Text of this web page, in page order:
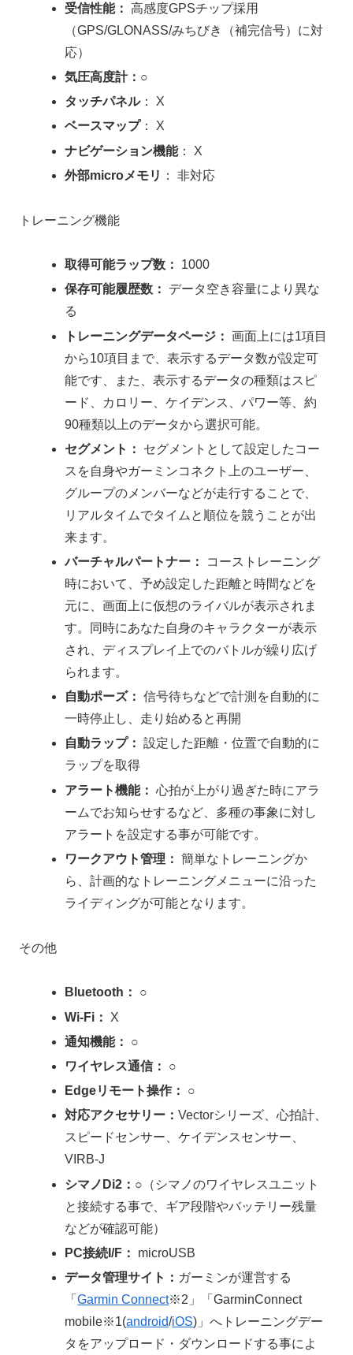
受信性能： 高感度GPSチップ採用
（GPS/GLONASS/みちびき（補完信号）に対
応）
気圧高度計： ○
タッチパネル： X
ベースマップ： X
ナビゲーション機能： X
外部microメモリ ： 非対応
トレーニング機能
取得可能ラップ数：
1000
保存可能履歴数：
データ空き容量により異な
る
トレーニングデータページ： 画面上には1項目
から10項目まで、表示するデータ数が設定可
能です、また、表示するデータの種類はスピ
ード、カロリー、ケイデンス、パワー等、約
90種類以上のデータから選択可能。
セグメント：
セグメントとして設定したコー
スを自身やガーミンコネクト上のユーザー、
グループのメンバーなどが走行することで、
リアルタイムでタイムと順位を競うことが出
来ます。
バーチャルパートナー：
コーストレーニング
時において、予め設定した距離と時間などを
元に、画面上に仮想のライバルが表示されま
す。同時にあなた自身のキャラクターが表示
され、ディスプレイ上でのバトルが繰り広げ
られます。
自動ポーズ： 信号待ちなどで計測を自動的に
一時停止し、走り始めると再開
自動ラップ： 設定した距離・位置で自動的に
ラップを取得
アラート機能： 心拍が上がり過ぎた時にアラ
ームでお知らせするなど、多種の事象に対し
アラートを設定する事が可能です。
ワークアウト管理： 簡単なトレーニングか
ら、計画的なトレーニングメニューに沿った
ライディングが可能となります。
その他
Bluetooth：
○
Wi-Fi：
X
通知機能：
○
ワイヤレス通信：
○
Edgeリモート操作：
○
対応アクセサリー：Vectorシリーズ、心拍計、
スピードセンサー、ケイデンスセンサー、
VIRB-J
シマノDi2： ○（シマノのワイヤレスユニット
と接続する事で、ギア段階やバッテリー残量
などが確認可能）
PC接続I/F：
microUSB
データ管理サイト： ガーミンが運営する
「Garmin Connect※2」「GarminConnect
mobile※1(android/iOS)」へトレーニングデー
タをアップロード・ダウンロードする事によ